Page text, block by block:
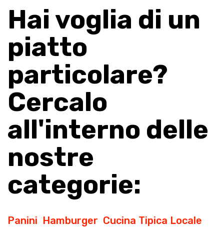
Hai voglia di un
piatto
particolare?
Cercalo
all'interno delle
nostre
categorie:
Panini Hamburger Cucina Tipica Locale